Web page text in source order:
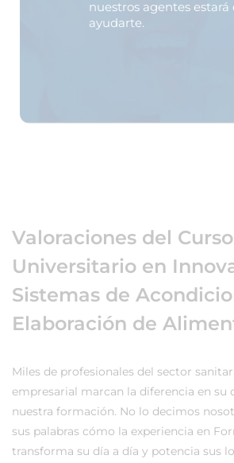
nuestros agentes
ayudarte.
Valoraciones del Curso
Universitario en
Sistemas de
Elaboración de
Miles de profesionales del sector
empresarial marcan la diferencia en su
nuestra formación. No lo decimos
sus palabras cómo la experiencia en
transforma su día a día y potencia sus